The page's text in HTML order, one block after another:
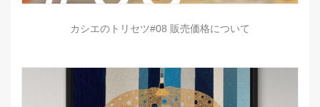
カシエのトリセツ#08 販売価格について